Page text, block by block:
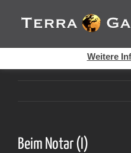
Inhalt
springen
Beim Notar (I)
Cookies helfen auf auf
Dienste. Durch die Nutzung
Weitere